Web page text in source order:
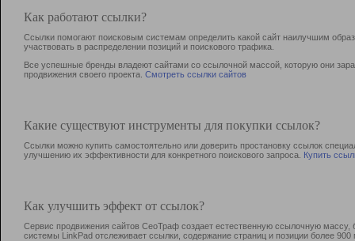
Как работают ссылки?
Ссылки помогают поисковым системам определить какой сайт наилучшим
участвовать в раcпределении позиций и поискового трафика.
Все успешные бренды владеют сайтами со ссылочной массой, которую они
продвижения своего проекта. Смотреть ссылки сайтов
Какие существуют инструменты для покупки ссылок?
Ссылки можно купить самостоятельно или доверить простановку ссылок
улучшению их эффективности для конкретного поискового запроса. Купить
Как улучшить эффект от ссылок?
Сервис продвижения сайтов СеоТраф создает естественную ссылочную
системы LinkPad отслеживает ссылки, содержание страниц и позиции более